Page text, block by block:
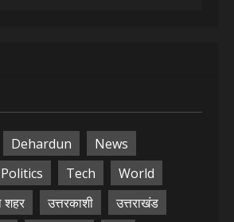
Dehardun
News
Politics Tech
World
शहर उत्तरकाशी
उत्तराखंड